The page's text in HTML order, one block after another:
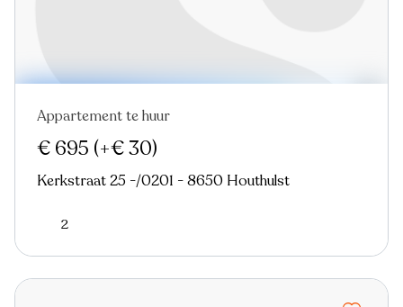
Appartement te huur
€ 695 (+€ 30)
Kerkstraat 25 -/0201 - 8650 Houthulst
2